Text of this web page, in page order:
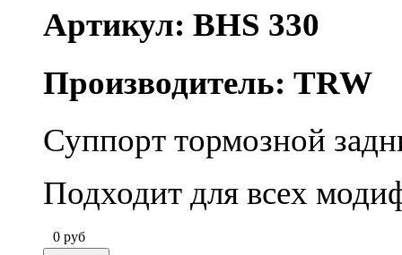
Артикул: BHS 330
Производитель: TRW
Суппорт тормозной
Подходит для всех
0 руб